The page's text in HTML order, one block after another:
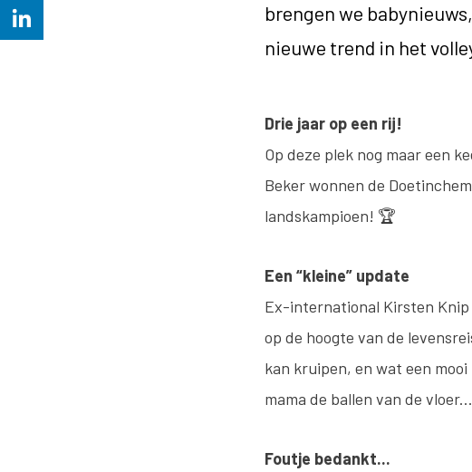
brengen we
nieuwe trend in het
Drie jaar op een rij!
Op deze plek nog maar een
Beker wonnen de
landskampioen! 🏆
Een “kleine” update
Ex-international Kirsten Knip
op de hoogte van de
kan kruipen, en wat een
mama de ballen van de vloer...
Foutje bedankt...